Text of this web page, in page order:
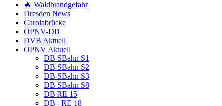
🔥 Waldbrandgefahr
Dresden News
Carolabrücke
ÖPNV-DD
DVB Aktuell
ÖPNV Aktuell
DB-SBahn S1
DB-SBahn S2
DB-SBahn S3
DB-SBahn S8
DB RE 15
DB - RE 18